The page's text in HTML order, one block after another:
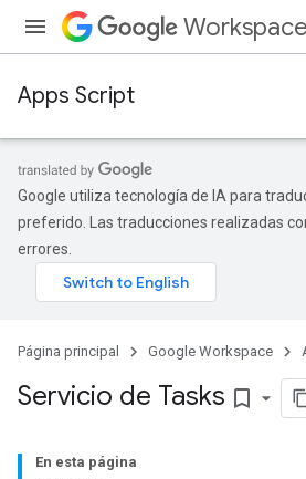
Workspace
Apps Script
Google utiliza tecnología de IA para
preferido. Las traducciones realizadas
errores.
Página principal Google Workspace
Servicio de Tasks bookmark_border
En esta página